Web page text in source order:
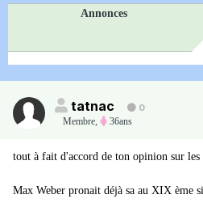
Annonces
tatnac
0
Membre, 36ans
tout à fait d'accord de ton opinion sur les
Max Weber pronait déjà sa au XIX ème